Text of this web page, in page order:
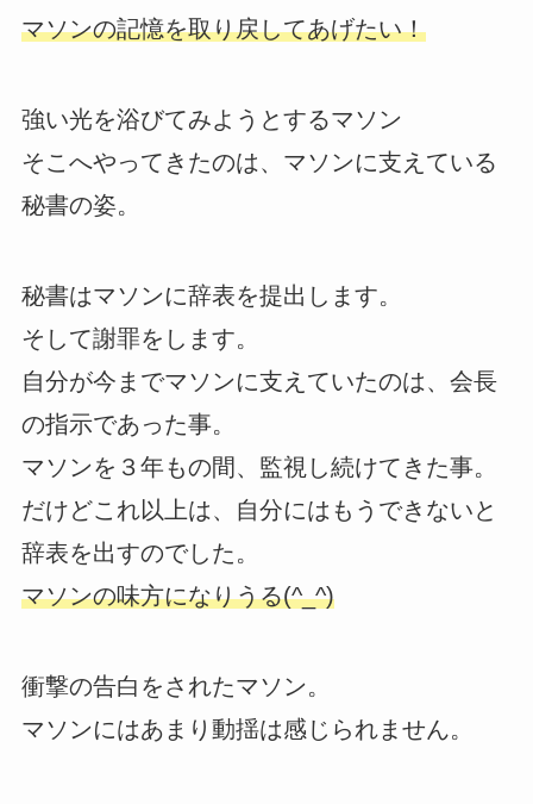
マソンの記憶を取り戻してあげたい！
強い光を浴びてみようとするマソン
そこへやってきたのは、マソンに支えている
秘書の姿。
秘書はマソンに辞表を提出します。
そして謝罪をします。
自分が今までマソンに支えていたのは、会長
の指示であった事。
マソンを３年もの間、監視し続けてきた事。
だけどこれ以上は、自分にはもうできないと
辞表を出すのでした。
マソンの味方になりうる(^_^)
衝撃の告白をされたマソン。
マソンにはあまり動揺は感じられません。